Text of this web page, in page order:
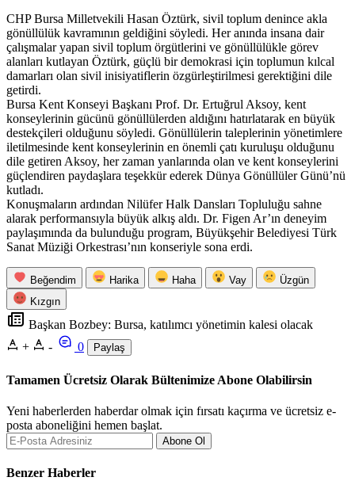
CHP Bursa Milletvekili Hasan Öztürk, sivil toplum denince akla
gönüllülük kavramının geldiğini söyledi. Her anında insana dair
çalışmalar yapan sivil toplum örgütlerini ve gönüllülükle görev
alanları kutlayan Öztürk, güçlü bir demokrasi için toplumun kılcal
damarları olan sivil inisiyatiflerin özgürleştirilmesi gerektiğini dile
getirdi.
Bursa Kent Konseyi Başkanı Prof. Dr. Ertuğrul Aksoy, kent
konseylerinin gücünü gönüllülerden aldığını hatırlatarak en büyük
destekçileri olduğunu söyledi. Gönüllülerin taleplerinin yönetimlere
iletilmesinde kent konseylerinin en önemli çatı kuruluşu olduğunu
dile getiren Aksoy, her zaman yanlarında olan ve kent konseylerini
güçlendiren paydaşlara teşekkür ederek Dünya Gönüllüler Günü’nü
kutladı.
Konuşmaların ardından Nilüfer Halk Dansları Topluluğu sahne
alarak performansıyla büyük alkış aldı. Dr. Figen Ar’ın deneyim
paylaşımında da bulunduğu program, Büyükşehir Belediyesi Türk
Sanat Müziği Orkestrası’nın konseriyle sona erdi.
Beğendim Harika Haha Vay
Üzgün
Kızgın
Başkan Bozbey: Bursa, katılımcı yönetimin kalesi olacak
+
- 0 Paylaş
Tamamen Ücretsiz Olarak Bültenimize Abone Olabilirsin
Yeni haberlerden haberdar olmak için fırsatı kaçırma ve ücretsiz e-
posta aboneliğini hemen başlat.
Abone Ol
Benzer Haberler